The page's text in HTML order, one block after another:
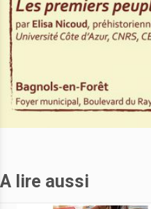
A lire aussi